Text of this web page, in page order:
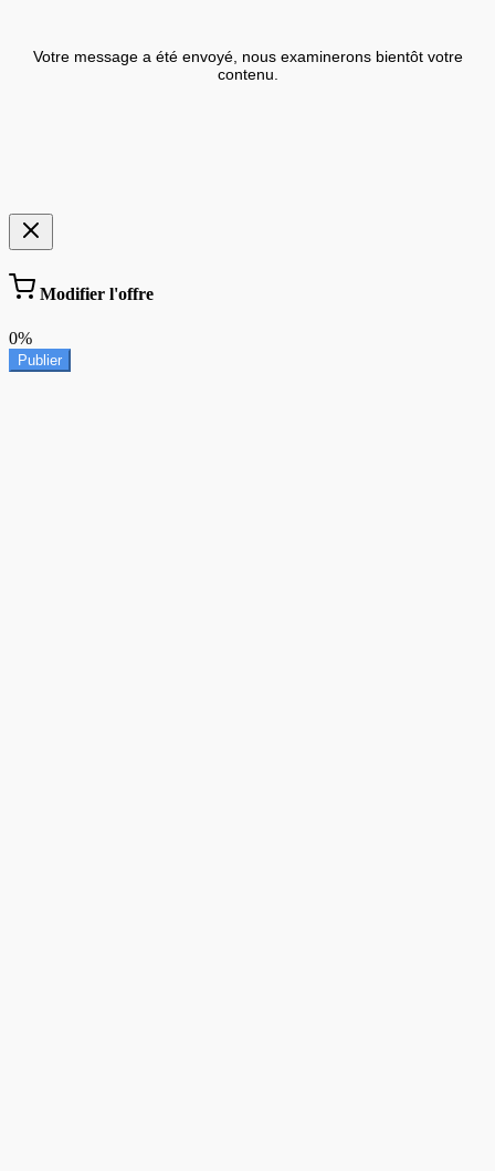
Votre message a été envoyé, nous examinerons bientôt votre
contenu.
Modifier l'offre
0%
Publier